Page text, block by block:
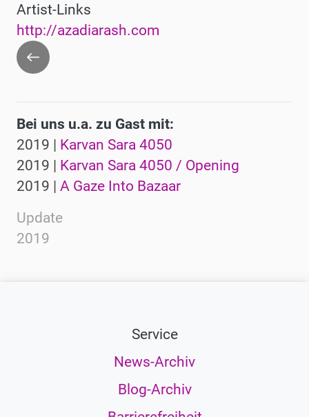
Artist-Links
http://azadiarash.com
Zurück
Bei uns u.a. zu Gast mit:
2019 | Karvan Sara 4050
2019 | Karvan Sara 4050 / Opening
2019 | A Gaze Into Bazaar
Update
2019
Service
News-Archiv
Blog-Archiv